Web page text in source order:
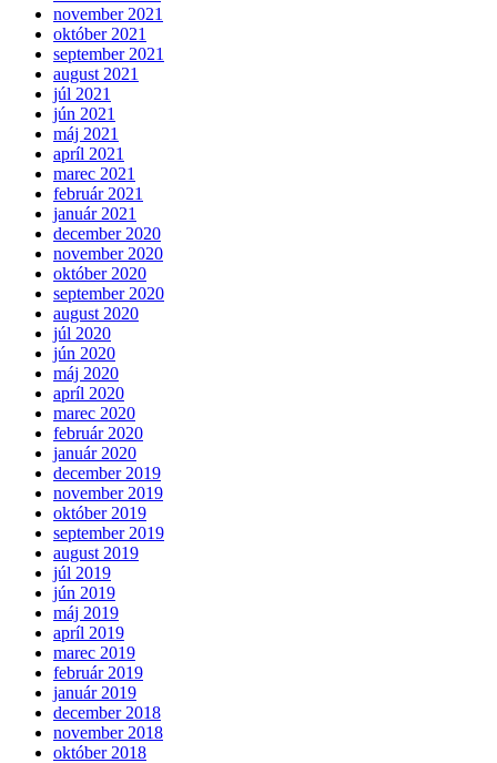
november 2021
október 2021
september 2021
august 2021
júl 2021
jún 2021
máj 2021
apríl 2021
marec 2021
február 2021
január 2021
december 2020
november 2020
október 2020
september 2020
august 2020
júl 2020
jún 2020
máj 2020
apríl 2020
marec 2020
február 2020
január 2020
december 2019
november 2019
október 2019
september 2019
august 2019
júl 2019
jún 2019
máj 2019
apríl 2019
marec 2019
február 2019
január 2019
december 2018
november 2018
október 2018